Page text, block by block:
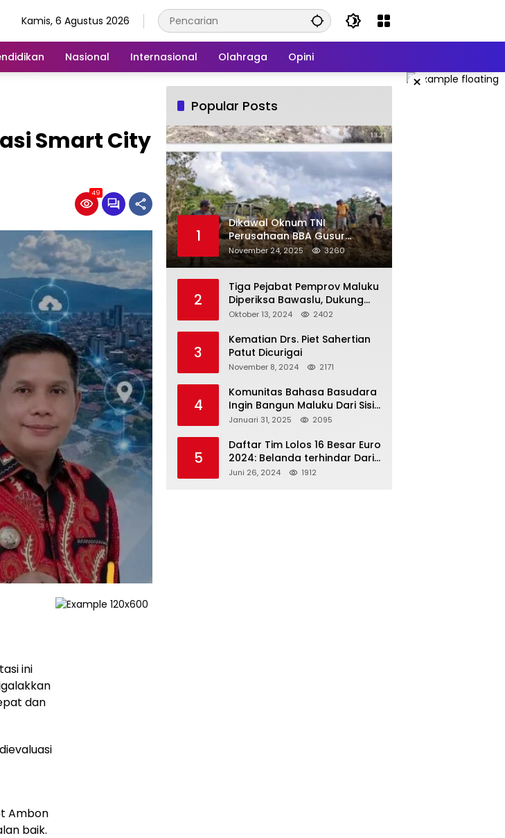
Kamis, 6 Agustus 2026
Nasional Internasional Olahraga Opini
×
Smart City
49
ini
dan
Ambon
baik.
Popular Posts
1
Dikawal Oknum TNI
Perusahaan BBA Gusur
Secara Brutal Tanah Dan
Tanaman Warga, Akademisi
Tertibkan Anggotanya
November 24, 2025 3260
2
Tiga Pejabat Pemprov Maluku
Diperiksa Bawaslu, Dukung
Paslon 2M
Oktober 13, 2024 2402
3
Kematian Drs. Piet Sahertian
Patut Dicurigai
November 8, 2024 2171
4
Komunitas Bahasa Basudara
Ingin Bangun Maluku Dari Sisi
Bahasa
Januari 31, 2025 2095
5
Daftar Tim Lolos 16 Besar Euro
2024: Belanda terhindar Dari
Spanyol dan Ingriss, Prancis
Juni 26, 2024 1912